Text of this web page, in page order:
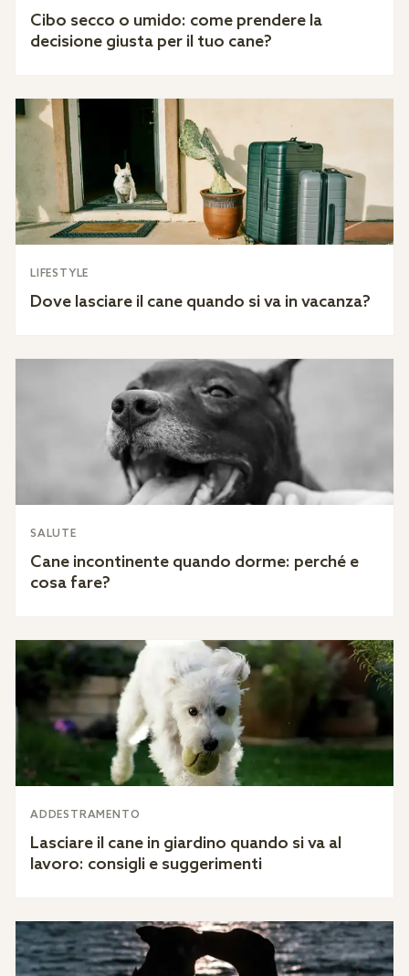
Cibo secco o umido: come prendere la
decisione giusta per il tuo cane?
LIFESTYLE
Dove lasciare il cane quando si va in vacanza?
SALUTE
Cane incontinente quando dorme: perché e
cosa fare?
ADDESTRAMENTO
Lasciare il cane in giardino quando si va al
lavoro: consigli e suggerimenti